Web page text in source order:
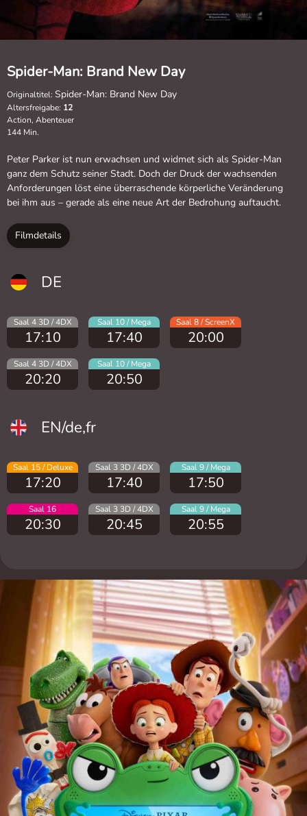
Spider-Man: Brand New Day
Originaltitel: Spider-Man: Brand New Day
Altersfreigabe: 12
Action, Abenteuer
144 Min.
Peter Parker ist nun erwachsen und widmet sich als Spider-Man
ganz dem Schutz seiner Stadt. Doch der Druck der wachsenden
Anforderungen löst eine überraschende körperliche Veränderung
bei ihm aus – gerade als eine neue Art der Bedrohung auftaucht.
Filmdetails
DE
Saal 4 3D / 4DX
17:10
Saal 10 / Mega
17:40
Saal 8 / ScreenX
20:00
Saal 4 3D / 4DX
20:20
Saal 10 / Mega
20:50
EN/de,fr
Saal 15 / Deluxe
17:20
Saal 3 3D / 4DX
17:40
Saal 9 / Mega
17:50
Saal 16
20:30
Saal 3 3D / 4DX
20:45
Saal 9 / Mega
20:55